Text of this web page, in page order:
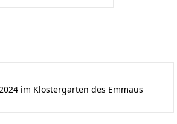
im Klostergarten des Emmaus